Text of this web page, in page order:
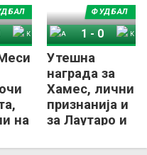
на
Колумбија
Утешна
награда за
Хамес, лични
признанија и
за Лаутаро и
ФУДБАЛ
Аргентина
1 - 0